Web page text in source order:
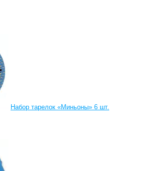
Набор тарелок «Миньоны» 6 шт.